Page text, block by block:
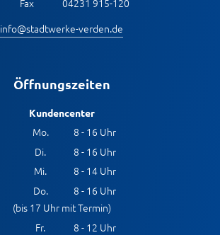
Fax
04231 915-120
info@stadtwerke-verden.de
Öffnungszeiten
Kundencenter
Mo.
8 - 16 Uhr
Di.
8 - 16 Uhr
Mi.
8 - 14 Uhr
Do.
8 - 16 Uhr
(bis 17 Uhr mit Termin)
Fr.
8 - 12 Uhr